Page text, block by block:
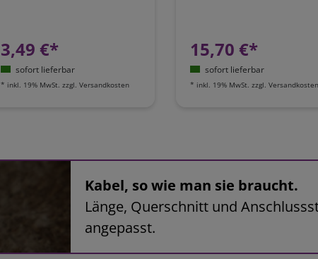
3,49 €*
sofort lieferbar
* inkl. 19% MwSt. zzgl. Versandkosten
15,70 €*
sofort lieferbar
* inkl. 19% MwSt. zzgl.Versandkosten
Kabel, so wie man sie braucht.
Länge, Querschnitt und
angepasst.